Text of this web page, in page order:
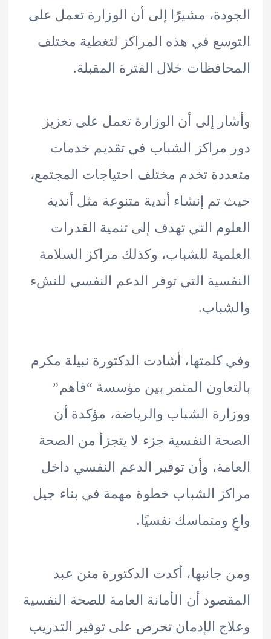
مشيرًا إلى أن الوزارة تعمل على
في هذه المراكز لتغطية مختلف
خلال الفترة المقبلة.
إلى أن الوزارة تعمل على تعزيز
مراكز الشباب في تقديم خدمات
تخدم مختلف احتياجات المجتمع،
إنشاء أندية متنوعة مثل أندية
التي تهدف إلى تنمية القدرات
للشباب، وكذلك مراكز السلامة
التي توفر الدعم النفسي للنشء
أشادت الدكتورة نبيلة مكرم
المثمر بين مؤسسة “فاهم”
الشباب والرياضة، مؤكدة أن
النفسية جزء لا يتجزأ من الصحة
وأن توفير الدعم النفسي داخل
الشباب خطوة مهمة في بناء جيل
ومتماسك نفسيًا.
أكدت الدكتورة منن عبد
أن الأمانة العامة للصحة النفسية
الإدمان تحرص على توفير التدريب